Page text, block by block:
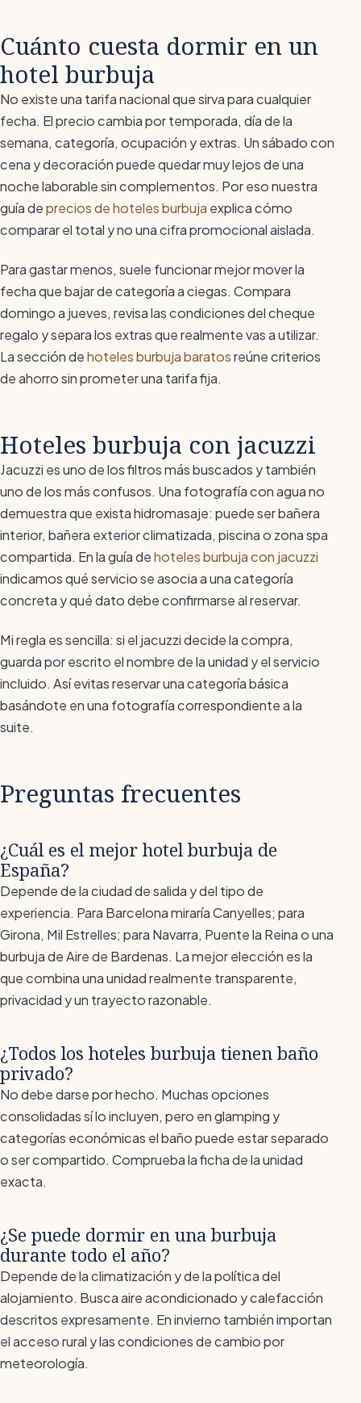
Cuánto cuesta dormir en un
hotel burbuja
No existe una tarifa nacional que sirva para cualquier
fecha. El precio cambia por temporada, día de la
semana, categoría, ocupación y extras. Un sábado con
cena y decoración puede quedar muy lejos de una
noche laborable sin complementos. Por eso nuestra
guía deprecios de hoteles burbuja explica cómo
comparar el total y no una cifra promocional aislada.
Para gastar menos, suele funcionar mejor mover la
fecha que bajar de categoría a ciegas. Compara
domingo a jueves, revisa las condiciones del cheque
regalo y separa los extras que realmente vas a utilizar.
La sección dehoteles burbuja baratosreúne criterios
de ahorro sin prometer una tarifa fija.
Hoteles burbuja con jacuzzi
Jacuzzi es uno de los filtros más buscados y también
uno de los más confusos. Una fotografía con agua no
demuestra que exista hidromasaje: puede ser bañera
interior, bañera exterior climatizada, piscina o zona spa
compartida. En la guía dehoteles burbuja con jacuzzi
indicamos qué servicio se asocia a una categoría
concreta y qué dato debe confirmarse al reservar.
Mi regla es sencilla: si el jacuzzi decide la compra,
guarda por escrito el nombre de la unidad y el servicio
incluido. Así evitas reservar una categoría básica
basándote en una fotografía correspondiente a la
suite.
Preguntas frecuentes
¿Cuál es el mejor hotel burbuja de
España?
Depende de la ciudad de salida y del tipo de
experiencia. Para Barcelona miraría Canyelles; para
Girona, Mil Estrelles; para Navarra, Puente la Reina o una
burbuja de Aire de Bardenas. La mejor elección es la
que combina una unidad realmente transparente,
privacidad y un trayecto razonable.
¿Todos los hoteles burbuja tienen baño
privado?
No debe darse por hecho. Muchas opciones
consolidadas sí lo incluyen, pero en glamping y
categorías económicas el baño puede estar separado
o ser compartido. Comprueba la ficha de la unidad
exacta.
¿Se puede dormir en una burbuja
durante todo el año?
Depende de la climatización y de la política del
alojamiento. Busca aire acondicionado y calefacción
descritos expresamente. En invierno también importan
el acceso rural y las condiciones de cambio por
meteorología.